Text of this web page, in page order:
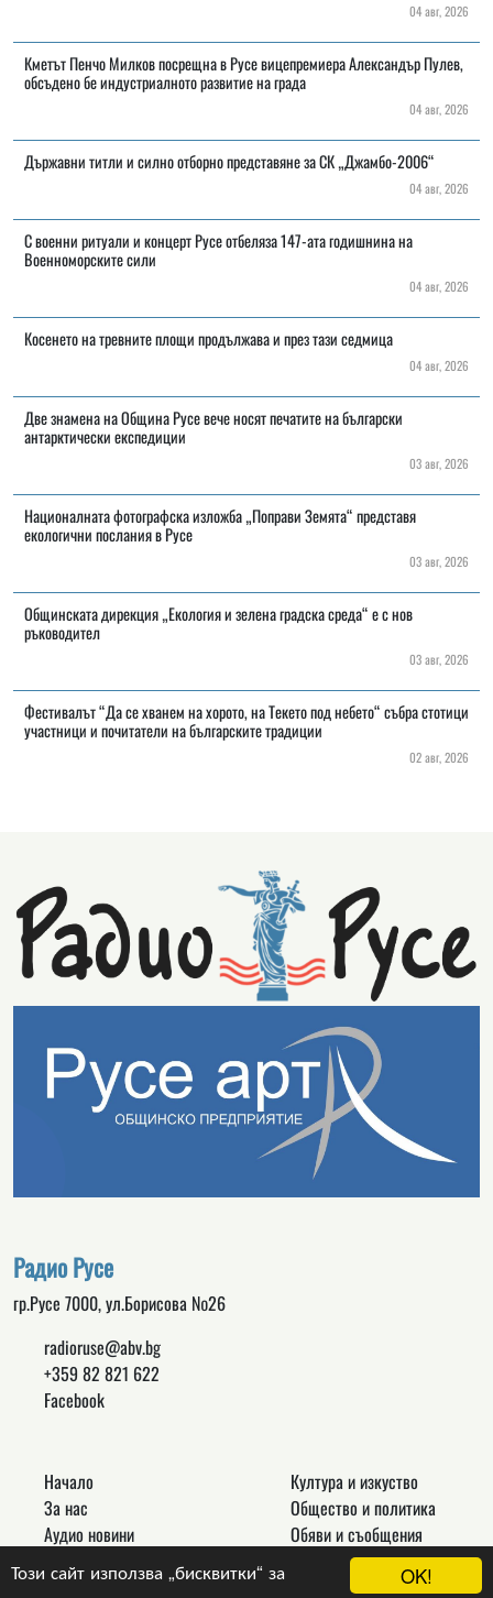
OK!
Този сайт използва „бисквитки“ за
04 авг, 2026
Кметът Пенчо Милков посрещна в Русе вицепремиера Александър Пулев,
обсъдено бе индустриалното развитие на града
04 авг, 2026
Държавни титли и силно отборно представяне за СК „Джамбо-2006“
04 авг, 2026
С военни ритуали и концерт Русе отбеляза 147-ата годишнина на
Военноморските сили
04 авг, 2026
Косенето на тревните площи продължава и през тази седмица
04 авг, 2026
Две знамена на Община Русе вече носят печатите на български
антарктически експедиции
03 авг, 2026
Националната фотографска изложба „Поправи Земята“ представя
екологични послания в Русе
03 авг, 2026
Общинската дирекция „Екология и зелена градска среда“ е с нов
ръководител
03 авг, 2026
Фестивалът “Да се хванем на хорото, на Текето под небето“ събра стотици
участници и почитатели на българските традиции
02 авг, 2026
Радио Русе
гр.Русе 7000, ул.Борисова №26
radioruse@abv.bg
+359 82 821 622
Facebook
Начало
За нас
Аудио новини
Реклама
Връзки
Култура и изкуство
Общество и политика
Обяви и съобщения
Новини